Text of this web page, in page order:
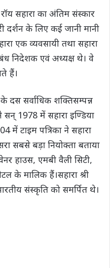
e
रॉय सहारा का अंतिम संस्कार
के लिए कई जानी मानी
एक व्यवसायी तथा सहारा
निदेशक एवं अध्यक्ष थे। वे
हैं।
दस सर्वाधिक शक्तिसम्पन्न
सन् 1978 में सहारा इण्डिया
में टाइम पत्रिका ने सहारा
सबसे बड़ा नियोक्ता बताया
हाउस, एमबी वैली सिटी,
के मालिक हैं।सहारा श्री
संस्कृति को समर्पित थे।